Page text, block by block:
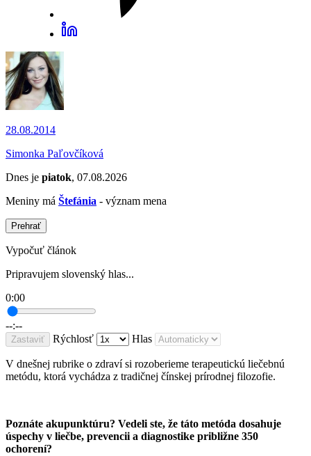
28.08.2014
Simonka Paľovčíková
Dnes je piatok, 07.08.2026
Meniny má Štefánia - význam mena
Prehrať
Vypočuť článok
Pripravujem slovenský hlas...
0:00
--:--
Zastaviť Rýchlosť Hlas
V dnešnej rubrike o zdraví si rozoberieme terapeutickú liečebnú
metódu, ktorá vychádza z tradičnej čínskej prírodnej filozofie.
Poznáte akupunktúru? Vedeli ste, že táto metóda dosahuje
úspechy v liečbe, prevencii a diagnostike približne 350
ochorení?